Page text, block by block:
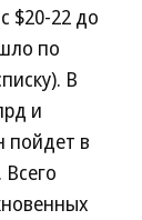
$20-22 до
по
В
и
пойдет в